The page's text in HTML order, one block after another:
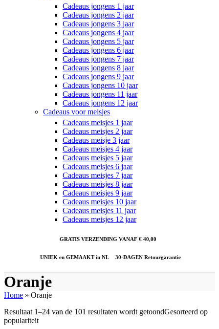
Cadeaus jongens 1 jaar
Cadeaus jongens 2 jaar
Cadeaus jongens 3 jaar
Cadeaus jongens 4 jaar
Cadeaus jongens 5 jaar
Cadeaus jongens 6 jaar
Cadeaus jongens 7 jaar
Cadeaus jongens 8 jaar
Cadeaus jongens 9 jaar
Cadeaus jongens 10 jaar
Cadeaus jongens 11 jaar
Cadeaus jongens 12 jaar
Cadeaus voor meisjes
Cadeaus meisjes 1 jaar
Cadeaus meisjes 2 jaar
Cadeaus meisje 3 jaar
Cadeaus meisjes 4 jaar
Cadeaus meisjes 5 jaar
Cadeaus meisjes 6 jaar
Cadeaus meisjes 7 jaar
Cadeaus meisjes 8 jaar
Cadeaus meisjes 9 jaar
Cadeaus meisjes 10 jaar
Cadeaus meisjes 11 jaar
Cadeaus meisjes 12 jaar
GRATIS VERZENDING VANAF € 40,00
UNIEK en GEMAAKT in NL 30-DAGEN Retourgarantie
Oranje
Home » Oranje
Resultaat 1–24 van de 101 resultaten wordt getoondGesorteerd op
populariteit